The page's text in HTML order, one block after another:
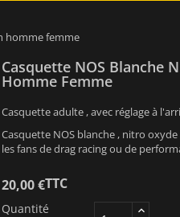
homme femme
Casquette NOS Blanche
Homme Femme
Casquette adulte , avec réglage à
Casquette NOS blanche , nitro
les fans de drag racing ou de
20,00 €TTC
Quantité